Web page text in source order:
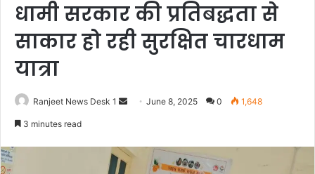
धामी सरकार की प्रतिबद्धता से
साकार हो रही सुरक्षित चारधाम
यात्रा
Ranjeet News Desk 1
d
June 8, 2025 0 1,648
3 minutes read